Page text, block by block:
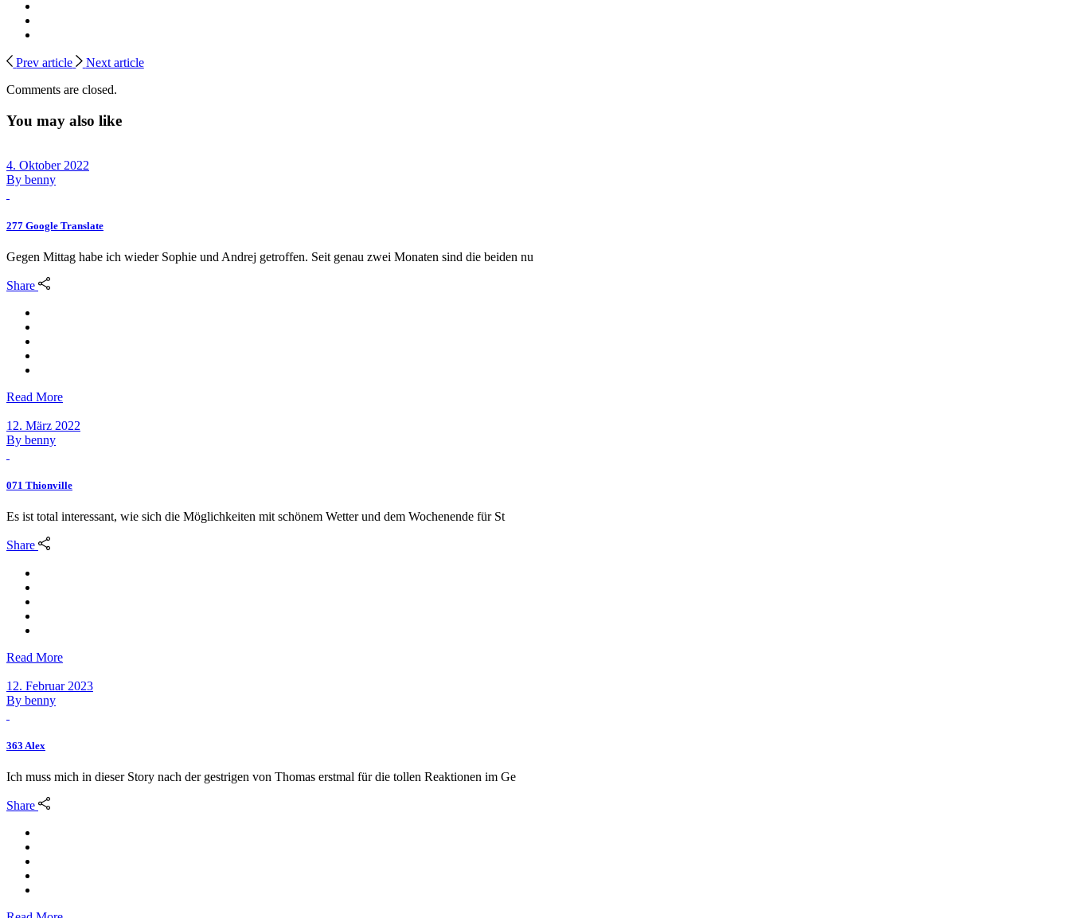
Prev article
Next article
Comments are closed.
You may also like
4. Oktober 2022
By benny
277 Google Translate
Gegen Mittag habe ich wieder Sophie und Andrej getroffen. Seit genau zwei Monaten sind die beiden nu
Share
Read More
12. März 2022
By benny
071 Thionville
Es ist total interessant, wie sich die Möglichkeiten mit schönem Wetter und dem Wochenende für St
Share
Read More
12. Februar 2023
By benny
363 Alex
Ich muss mich in dieser Story nach der gestrigen von Thomas erstmal für die tollen Reaktionen im Ge
Share